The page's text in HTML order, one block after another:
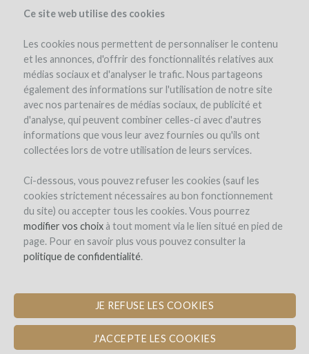
Ce site web utilise des cookies
Les cookies nous permettent de personnaliser le contenu
et les annonces, d'offrir des fonctionnalités relatives aux
médias sociaux et d'analyser le trafic. Nous partageons
également des informations sur l'utilisation de notre site
avec nos partenaires de médias sociaux, de publicité et
d'analyse, qui peuvent combiner celles-ci avec d'autres
informations que vous leur avez fournies ou qu'ils ont
collectées lors de votre utilisation de leurs services.
Ci-dessous, vous pouvez refuser les cookies (sauf les
cookies strictement nécessaires au bon fonctionnement
du site) ou accepter tous les cookies. Vous pourrez
modifier vos choixà tout moment via le lien situé en pied de
page. Pour en savoir plus vous pouvez consulter la
politique de confidentialité.
JE REFUSE LES COOKIES
J'ACCEPTE LES COOKIES
INSCRIPTION
Bienvenue sur
LA PREMIÈRE PLATEFORME DE
CROWDFUNDING EXPERTE DU VIN